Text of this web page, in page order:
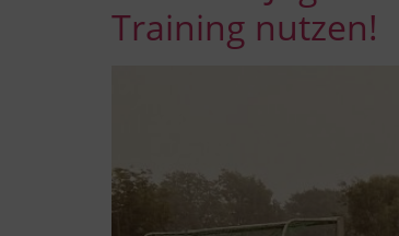
Training nutzen!